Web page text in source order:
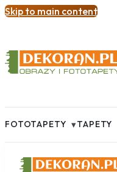
Skip to main content
FOTOTAPETY ▾TAPETY